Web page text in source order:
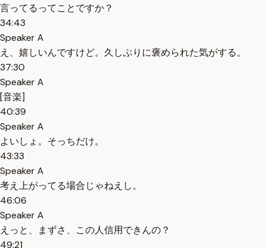
言ってるってことですか？
34:43
Speaker A
え、嬉しいんですけど。久しぶりに褒められた気がする。
37:30
Speaker A
[音楽]
40:39
Speaker A
よいしょ。そっちだけ。
43:33
Speaker A
考え上がってる場合じゃねえし。
46:06
Speaker A
えっと、まずさ、この人信用できんの？
49:21